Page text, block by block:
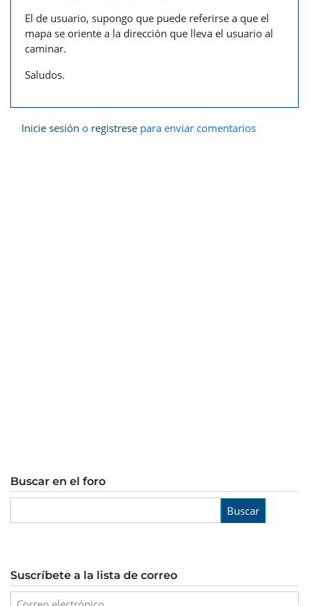
El de usuario, supongo que puede referirse a que el
mapa se oriente a la dirección que lleva el usuario al
caminar.
Saludos.
Inicie sesión o registrese para enviar comentarios
Buscar en el foro
Buscar
Suscríbete a la lista de correo